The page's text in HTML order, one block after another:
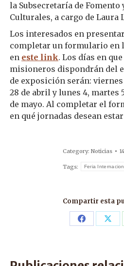
la Subsecretaría de Fomento
Culturales, a cargo de Laura
Los interesados en
completar un formulario en
en este link. Los días en
misioneros dispondrán del
de exposición serán: viernes
28 de abril y lunes 4, martes
de mayo. Al completar el
en qué jornadas desean
Category: Noticias
Tags: Feria
Compartir esta
Share